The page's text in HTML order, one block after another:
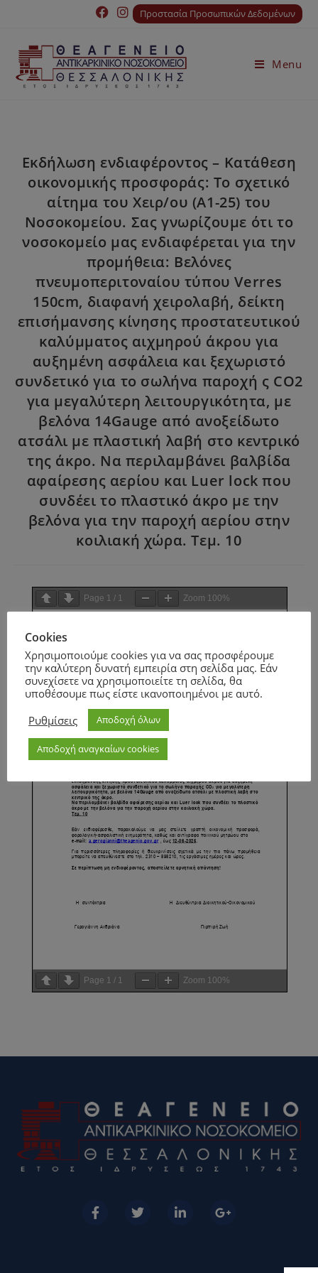
Προστασία Προσωπικών Δεδομένων
Menu
Εκδήλωση ενδιαφέροντος – Κατάθεση
οικονομικής προσφοράς: Το σχετικό
αίτημα του Χειρ/ου (Α1-25) του
Νοσοκομείου. Σας γνωρίζουμε ότι το
νοσοκομείο μας ενδιαφέρεται για την
προμήθεια: Βελόνες
πνευμοπεριτοναίου τύπου Verres
150cm, διαφανή χειρολαβή, δείκτη
επισήμανσης κίνησης προστατευτικού
καλύμματος αιχμηρού άκρου για
αυξημένη ασφάλεια και ξεχωριστό
συνδετικό για το σωλήνα παροχή ς CO2
για μεγαλύτερη λειτουργικότητα, με
βελόνα 14Gauge από ανοξείδωτο
ατσάλι με πλαστική λαβή στο κεντρικό
της άκρο. Να περιλαμβάνει βαλβίδα
αφαίρεσης αερίου και Luer lock που
συνδέει το πλαστικό άκρο με την
βελόνα για την παροχή αερίου στην
κοιλιακή χώρα. Τεμ. 10
Page 1 / 1 Zoom 100%
Page 1 / 1 Zoom 100%
Cookies
Χρησιμοποιούμε cookies για να σας προσφέρουμε
την καλύτερη δυνατή εμπειρία στη σελίδα μας. Εάν
συνεχίσετε να χρησιμοποιείτε τη σελίδα, θα
υποθέσουμε πως είστε ικανοποιημένοι με αυτό.
Ρυθμίσεις
Αποδοχή όλων
Αποδοχή αναγκαίων cookies